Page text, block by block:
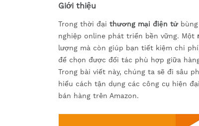
Giới thiệu
Trong thời đại thương mại điện tửbùng
nghiệp online phát triển bền vững. Một
lượng mà còn giúp bạn tiết kiệm chi
để chọn được đối tác phù hợp giữa
Trong bài viết này, chúng ta sẽ đi sâu
hiểu cách tận dụng các công cụ hiện
bán hàng trên Amazon.